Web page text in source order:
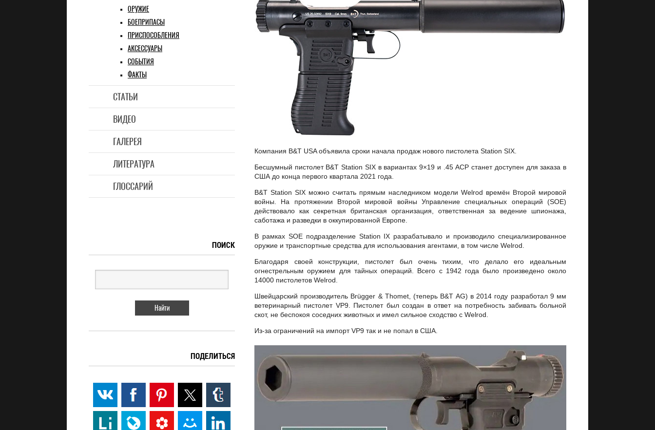
ОРУЖИЕ
БОЕПРИПАСЫ
ПРИСПОСОБЛЕНИЯ
АКСЕССУАРЫ
СОБЫТИЯ
ФАКТЫ
СТАТЬИ
ВИДЕО
ГАЛЕРЕЯ
ЛИТЕРАТУРА
ГЛОССАРИЙ
Компания B&T USA объявила сроки начала продаж нового пистолета Station SIX.
Бесшумный пистолет B&T Station SIX в вариантах 9×19 и .45 ACP станет доступен для заказа в
США до конца первого квартала 2021 года.
B&T Station SIX можно считать прямым наследником модели Welrod времён Второй мировой
войны. На протяжении Второй мировой войны Управление специальных операций (SOE)
действовало как секретная британская организация, ответственная за ведение шпионажа,
саботажа и разведки в оккупированной Европе.
В рамках SOE подразделение Station IX разрабатывало и производило специализированное
оружие и транспортные средства для использования агентами, в том числе Welrod.
Благодаря своей конструкции, пистолет был очень тихим, что делало его идеальным
огнестрельным оружием для тайных операций. Всего с 1942 года было произведено около
14000 пистолетов Welrod.
Швейцарский производитель Brügger & Thomet, (теперь B&T AG) в 2014 году разработал 9 мм
ветеринарный пистолет VP9. Пистолет был создан в ответ на потребность забивать больной
скот, не беспокоя соседних животных и имел сильное сходство с Welrod.
Из-за ограничений на импорт VP9 так и не попал в США.
ПОИСК
ПОДЕЛИТЬСЯ